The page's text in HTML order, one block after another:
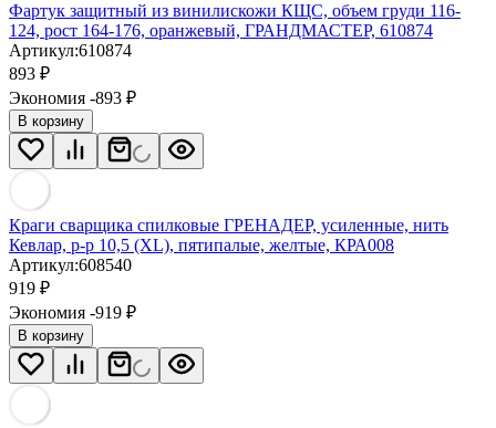
Фартук защитный из винилискожи КЩС, объем груди 116-
124, рост 164-176, оранжевый, ГРАНДМАСТЕР, 610874
Артикул:610874
893 ₽
Экономия -893 ₽
В корзину
Краги сварщика спилковые ГРЕНАДЕР, усиленные, нить
Кевлар, р-р 10,5 (XL), пятипалые, желтые, КРА008
Артикул:608540
919 ₽
Экономия -919 ₽
В корзину